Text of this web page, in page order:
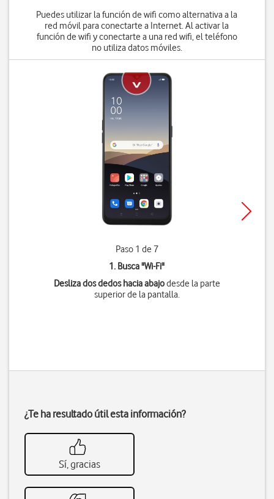
Puedes utilizar la función de wifi como alternativa a la
red móvil para conectarte a Internet. Al activar la
función de wifi y conectarte a una red wifi, el teléfono
no utiliza datos móviles.
Paso 1 de 7
1. Busca "Wi-Fi"
Desliza dos dedos hacia abajodesde la parte
superior de la pantalla.
¿Te ha resultado útil esta información?
Sí, gracias